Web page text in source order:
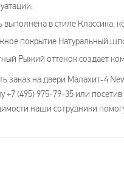
выполнена в стиле Классика,
покрытие Натуральный
Рыжий оттенок создает
заказ на двери Малахит-4
+7 (495) 975-79-35 или
наши сотрудники